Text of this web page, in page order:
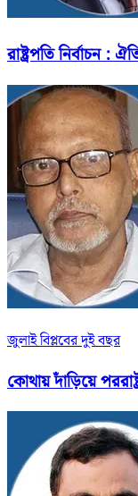
রাষ্ট্রপতি নির্বাচন :
জুলাই বিপ্লবের দুই বছর
কোথায় দাঁড়িয়ে